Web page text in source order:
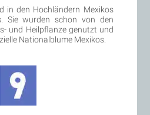
in den Hochländern Mexikos
Sie wurden schon von den
und Heilpflanze genutzt und
Nationalblume Mexikos.